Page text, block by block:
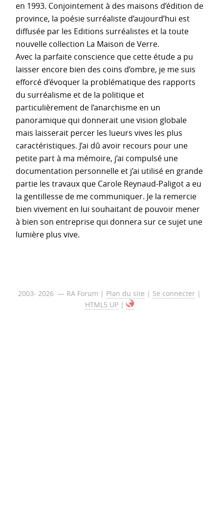
en 1993. Conjointement à des maisons d’édition de
province, la poésie surréaliste d’aujourd’hui est
diffusée par les Editions surréalistes et la toute
nouvelle collection La Maison de Verre.
Avec la parfaite conscience que cette étude a pu
laisser encore bien des coins d’ombre, je me suis
efforcé d’évoquer la problématique des rapports
du surréalisme et de la politique et
particulièrement de l’anarchisme en un
panoramique qui donnerait une vision globale
mais laisserait percer les lueurs vives les plus
caractéristiques. J’ai dû avoir recours pour une
petite part à ma mémoire, j’ai compulsé une
documentation personnelle et j’ai utilisé en grande
partie les travaux que Carole Reynaud-Paligot a eu
la gentillesse de me communiquer. Je la remercie
bien vivement en lui souhaitant de pouvoir mener
à bien son entreprise qui donnera sur ce sujet une
lumière plus vive.
2003- 2026 — RA Forum | Plan du site | Se connecter |
HTML5 UP |